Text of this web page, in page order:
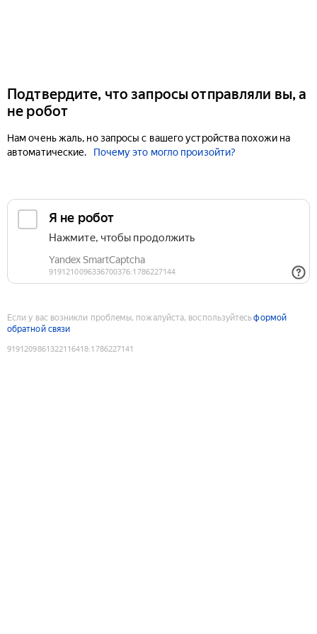
Подтвердите, что запросы отправляли вы, а
не робот
Нам очень жаль, но запросы с вашего устройства похожи на
автоматические.
Почему это могло произойти?
Если у вас возникли проблемы, пожалуйста, воспользуйтесьформой
обратной связи
9191209861322116418:1786227141